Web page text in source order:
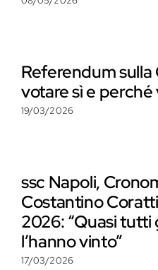
Referendum sulla
votare sì e
19/03/2026
ssc Napoli,
Costantino
2026: “Quasi tutti
l’hanno vinto”
17/03/2026